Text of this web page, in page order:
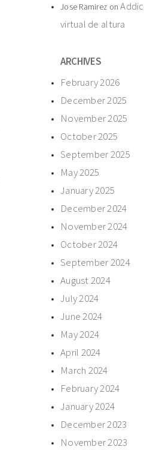
Jose Ramirez on
virtual de altura
ARCHIVES
February 2026
December 2025
November 2025
October 2025
September 2025
May 2025
January 2025
December 2024
November 2024
October 2024
September 2024
August 2024
July 2024
June 2024
May 2024
April 2024
March 2024
February 2024
January 2024
December 2023
November 2023